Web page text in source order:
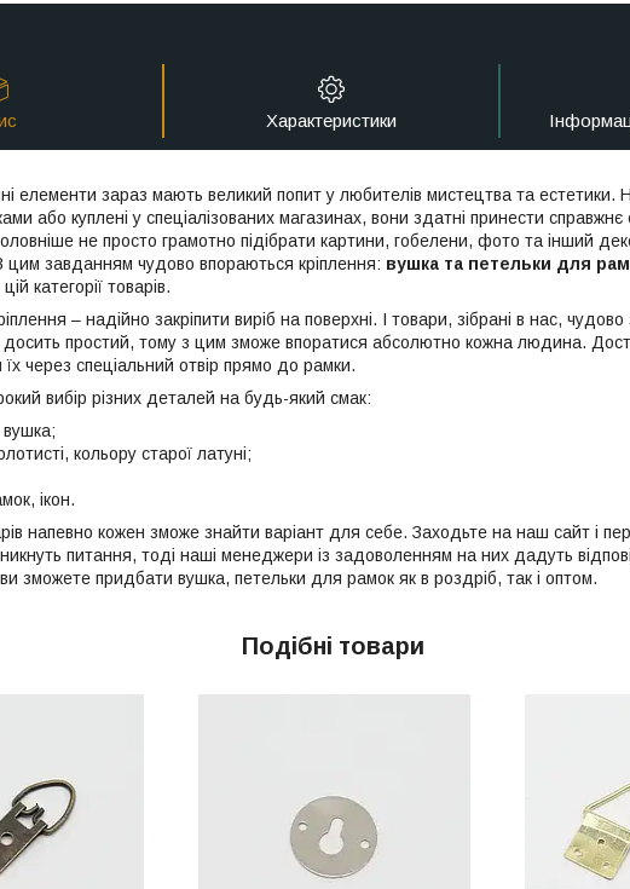
Характеристики
елементи зараз мають великий попит у любителів мистецтва та естетики.
або куплені у спеціалізованих магазинах, вони здатні принести справжнє
не просто грамотно підібрати картини, гобелени, фото та інший
З цим завданням чудово впораються кріплення: вушка та петельки для
категорії товарів.
– надійно закріпити виріб на поверхні. І товари, зібрані в нас,
простий, тому з цим зможе впоратися абсолютно кожна людина.
через спеціальний отвір прямо до рамки.
вибір різних деталей на будь-який смак:
вушка;
кольору старої латуні;
ікон.
напевно кожен зможе знайти варіант для себе. Заходьте на наш сайт і
питання, тоді наші менеджери із задоволенням на них дадуть
зможете придбати вушка, петельки для рамок як в роздріб, так і оптом.
Подібні товари